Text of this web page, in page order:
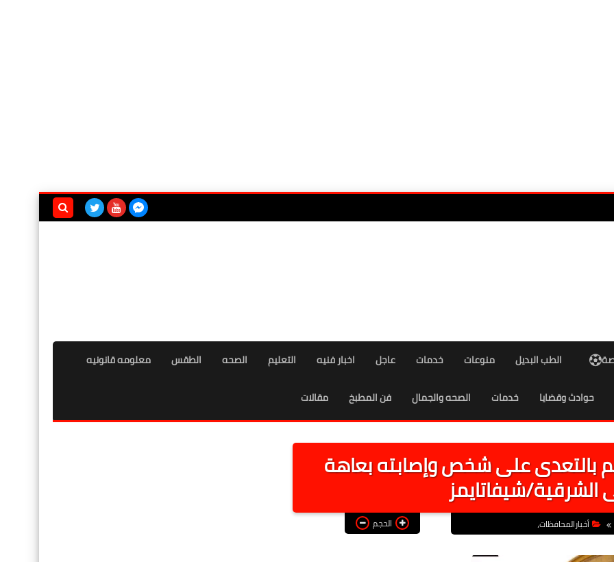
الطب البديل منوعات خدمات عاجل اخبار فنيه التعليم الصحه الطقس معلومه قانونيه
حوادث وقضايا خدمات الصحه والجمال فن المطبخ مقالات
للمتهم بالتعدى على شخص وإصابته بعاهة
شيفاتايمز
أخبارالمحافظات، الحجم